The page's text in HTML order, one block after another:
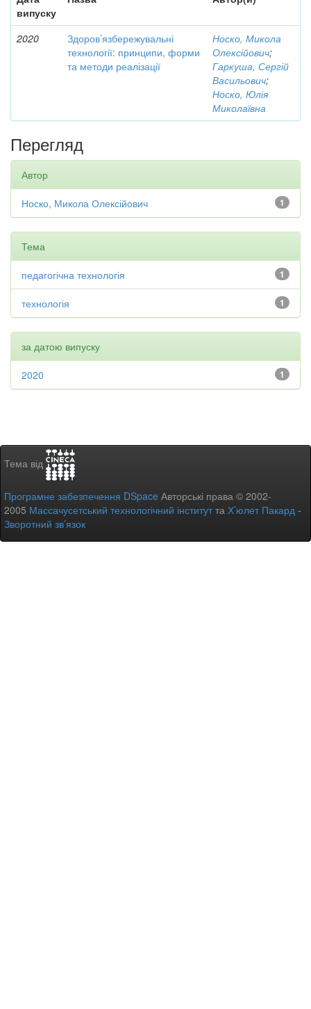
випуску
2020
Здоров’язбережувальні
технології: принципи, форми
та методи реалізації
Носко, Микола
Олексійович;
Гаркуша, Сергій
Васильович;
Носко, Юлія
Миколаївна
Перегляд
Автор
1
Носко, Микола Олексійович
Тема
1
педагогічна технологія
1
технологія
за датою випуску
1
2020
Тема від
Програмне забезпечення DSpace Авторські права © 2002-
2005 Массачусетський технологічний інститутта Х’юлет Пакард -
Зворотний зв’язок